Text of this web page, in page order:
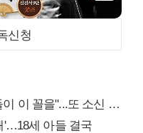
신청
꼴을"...또 소신 발언
'…18세 아들 결국